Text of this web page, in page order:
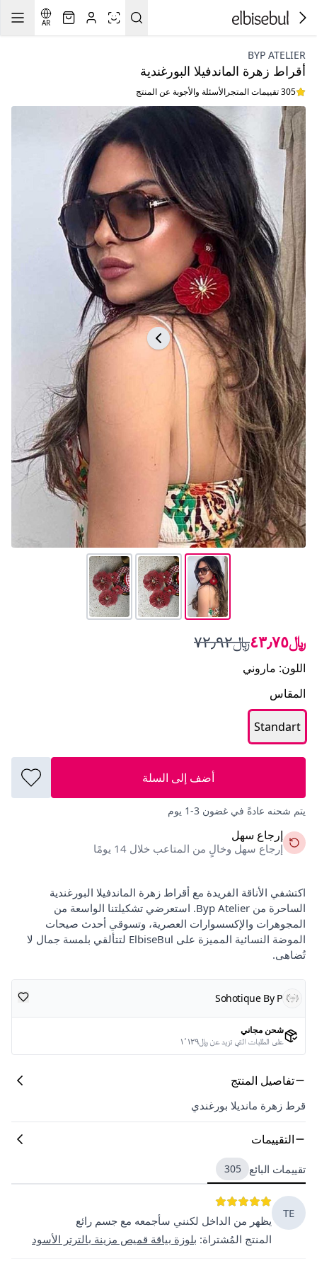
AR
BYP ATELIER
أقراط زهرة الماندفيلا البورغندية
305 تقييمات المتجر الأسئلة والأجوبة عن المنتج
﷼٤٣٫٧٥ ﷼٧٢٫٩٢
اللون: ماروني
المقاس
Standart
أضف إلى السلة
يتم شحنه عادةً في غضون 3-1 يوم
إرجاع سهل
إرجاع سهل وخالٍ من المتاعب خلال 14 يومًا
اكتشفي الأناقة الفريدة مع أقراط زهرة الماندفيلا البورغندية
الساحرة من Byp Atelier. استعرضي تشكيلتنا الواسعة من
المجوهرات والإكسسوارات العصرية، وتسوقي أحدث صيحات
الموضة النسائية المميزة على ElbiseBul لتتألقي بلمسة جمال لا
تُضاهى.
Sohotique By P
شحن مجاني
على الطلبات التي تزيد عن ﷼١٬١٢٩
تفاصيل المنتج
قرط زهرة مانديلا بورغندي
التقييمات
تقييمات البائع 305
TE
يظهر من الداخل لكنني سأجمعه مع جسم رائع
المنتج المُشتراة: بلوزة بياقة قميص مزينة بالترتر الأسود